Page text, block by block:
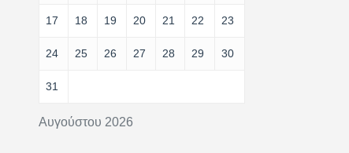
Αυγούστου 2026
17 18 19 20 21 22 23
24 25 26 27 28 29 30
31